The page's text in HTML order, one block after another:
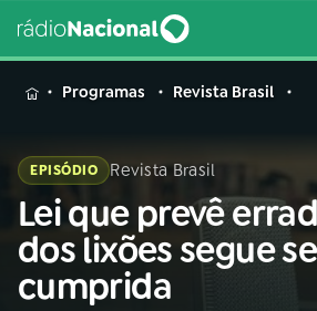
MENU
Buscar
na
Rádio
Nacional
Buscar
Programas Revista Brasil
EPISÓDIO Revista Brasil
Lei que prevê
dos lixões segue
cumprida